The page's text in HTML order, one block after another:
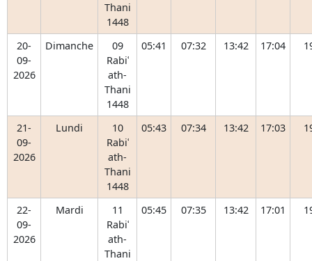
Thani
1448
20-
09-
2026
Dimanche
09
Rabiʿ
ath-
Thani
1448
05:41 07:32 13:42 17:04
21-
09-
2026
Lundi
10
Rabiʿ
ath-
Thani
1448
05:43 07:34 13:42 17:03
22-
09-
2026
Mardi
11
Rabiʿ
ath-
Thani
05:45 07:35 13:42 17:01